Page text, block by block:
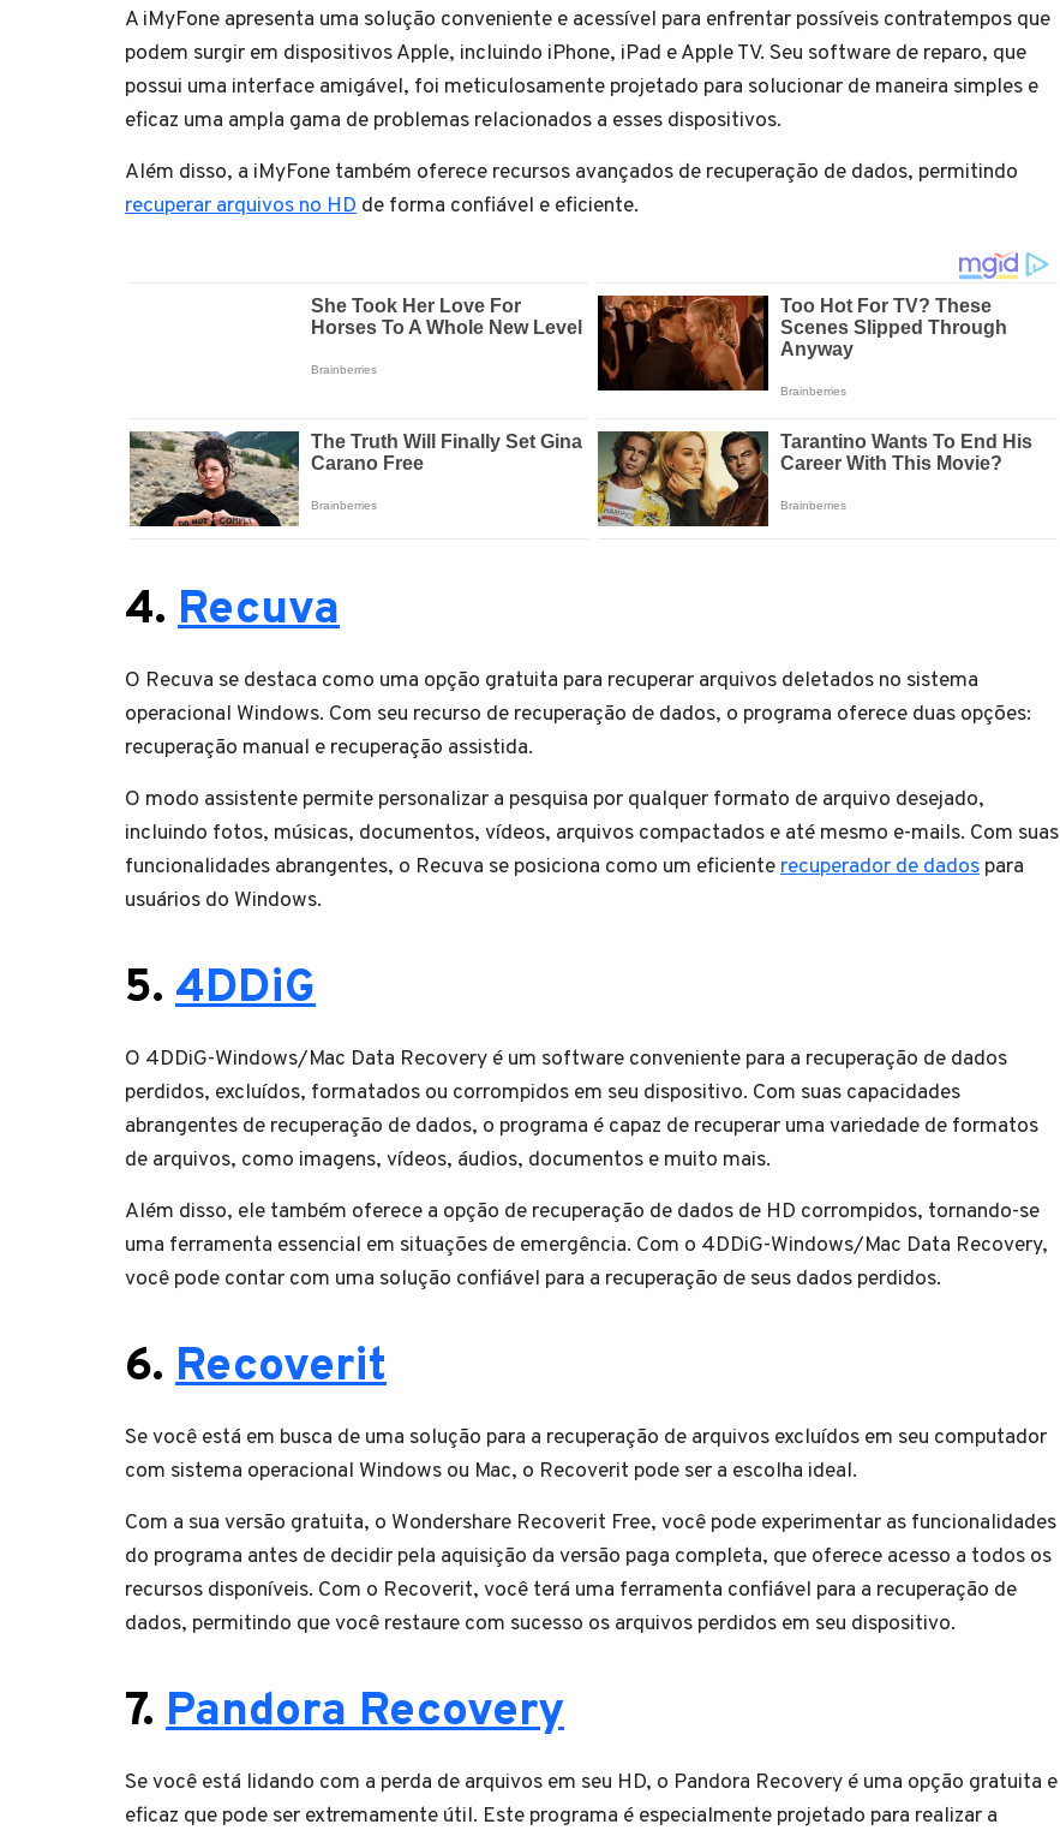
A iMyFone apresenta uma solução conveniente e acessível para enfrentar possíveis contratempos que
podem surgir em dispositivos Apple, incluindo iPhone, iPad e Apple TV. Seu software de reparo, que
possui uma interface amigável, foi meticulosamente projetado para solucionar de maneira simples e
eficaz uma ampla gama de problemas relacionados a esses dispositivos.
Além disso, a iMyFone também oferece recursos avançados de recuperação de dados, permitindo
recuperar arquivos no HD de forma confiável e eficiente.
4. Recuva
O Recuva se destaca como uma opção gratuita para recuperar arquivos deletados no sistema
operacional Windows. Com seu recurso de recuperação de dados, o programa oferece duas opções:
recuperação manual e recuperação assistida.
O modo assistente permite personalizar a pesquisa por qualquer formato de arquivo desejado,
incluindo fotos, músicas, documentos, vídeos, arquivos compactados e até mesmo e-mails. Com suas
funcionalidades abrangentes, o Recuva se posiciona como um eficienterecuperador de dados para
usuários do Windows.
5. 4DDiG
O 4DDiG-Windows/Mac Data Recovery é um software conveniente para a recuperação de dados
perdidos, excluídos, formatados ou corrompidos em seu dispositivo. Com suas capacidades
abrangentes de recuperação de dados, o programa é capaz de recuperar uma variedade de formatos
de arquivos, como imagens, vídeos, áudios, documentos e muito mais.
Além disso, ele também oferece a opção de recuperação de dados de HD corrompidos, tornando-se
uma ferramenta essencial em situações de emergência. Com o 4DDiG-Windows/Mac Data Recovery,
você pode contar com uma solução confiável para a recuperação de seus dados perdidos.
6. Recoverit
Se você está em busca de uma solução para a recuperação de arquivos excluídos em seu computador
com sistema operacional Windows ou Mac, o Recoverit pode ser a escolha ideal.
Com a sua versão gratuita, o Wondershare Recoverit Free, você pode experimentar as funcionalidades
do programa antes de decidir pela aquisição da versão paga completa, que oferece acesso a todos os
recursos disponíveis. Com o Recoverit, você terá uma ferramenta confiável para a recuperação de
dados, permitindo que você restaure com sucesso os arquivos perdidos em seu dispositivo.
7. Pandora Recovery
Se você está lidando com a perda de arquivos em seu HD, o Pandora Recovery é uma opção gratuita e
eficaz que pode ser extremamente útil. Este programa é especialmente projetado para realizar a